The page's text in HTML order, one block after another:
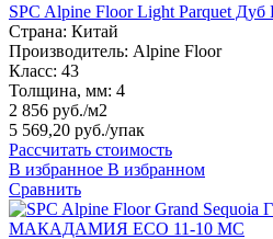
SPC Alpine Floor Light Parquet
Страна: Китай
Производитель: Alpine Floor
Класс: 43
Толщина, мм: 4
2 856 руб./м2
5 569,20 руб./упак
Рассчитать стоимость
В избранное В избранном
Сравнить